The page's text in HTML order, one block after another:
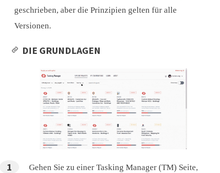
geschrieben, aber die Prinzipien gelten für alle
Versionen.
DIE GRUNDLAGEN
Gehen Sie zu einer Tasking Manager (TM) Seite,